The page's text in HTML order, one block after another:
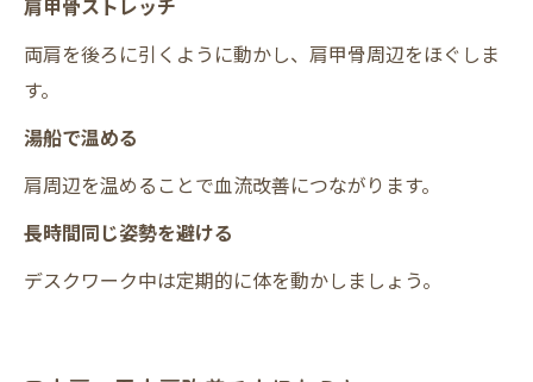
肩甲骨ストレッチ
両肩を後ろに引くように動かし、肩甲骨周辺をほぐしま
す。
湯船で温める
肩周辺を温めることで血流改善につながります。
長時間同じ姿勢を避ける
デスクワーク中は定期的に体を動かしましょう。